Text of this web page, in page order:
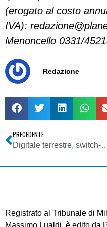
(erogato al costo
IVA):
Menoncello 0331/
Redazione
PRECEDENTE
Digitale terrestre, switch-off Campania.
Registrato al Tribunale di
Massimo Lualdi, è edito da